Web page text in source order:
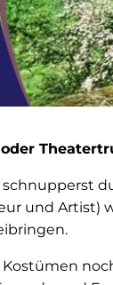
schnupperst
und Artist)